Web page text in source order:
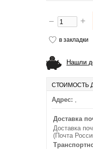
в закладки
Нашли
СТОИМОСТЬ
Адрес: ,
Доставка
Доставка
(Почта